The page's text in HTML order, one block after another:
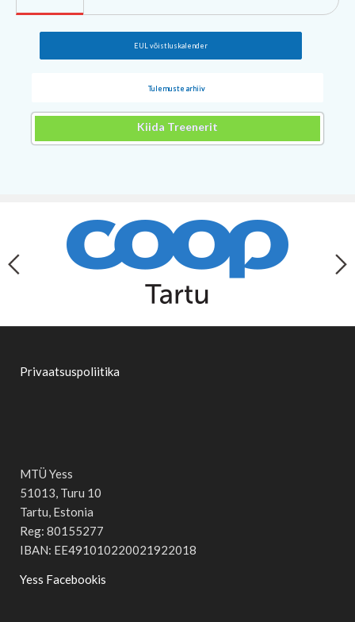
EUL võistluskalender
Tulemuste arhiiv
Kiida Treenerit
Privaatsuspoliitika
MTÜ Yess
51013, Turu 10
Tartu, Estonia
Reg: 80155277
IBAN: EE491010220021922018
Yess Facebookis